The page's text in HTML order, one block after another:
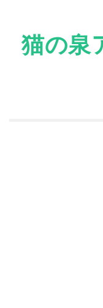
content猫の泉